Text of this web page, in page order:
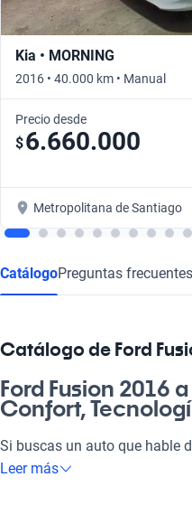
Kia • MORNING
2016 • 40.000 km • Manual
Precio desde
$6.660.000
Metropolitana de Santiago
CatálogoPreguntas frecuentes
Catálogo de Ford
Ford Fusion 2016
Confort,
Si buscas un auto que hable
millones de pesos es tu mejor
Leer más